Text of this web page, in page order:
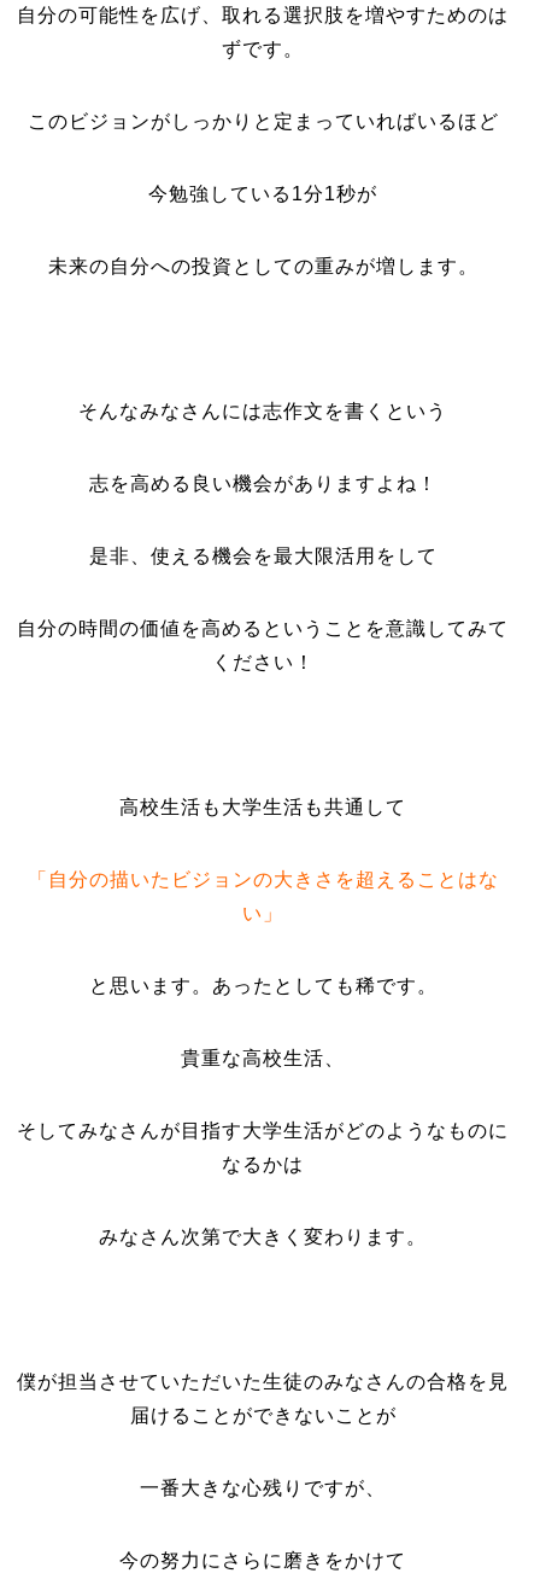
自分の可能性を広げ、取れる選択肢を増やすためのは
ずです。
このビジョンがしっかりと定まっていればいるほど
今勉強している1分1秒が
未来の自分への投資としての重みが増します。
そんなみなさんには志作文を書くという
志を高める良い機会がありますよね！
是非、使える機会を最大限活用をして
自分の時間の価値を高めるということを意識してみて
ください！
高校生活も大学生活も共通して
「自分の描いたビジョンの大きさを超えることはな
い」
と思います。あったとしても稀です。
貴重な高校生活、
そしてみなさんが目指す大学生活がどのようなものに
なるかは
みなさん次第で大きく変わります。
僕が担当させていただいた生徒のみなさんの合格を見
届けることができないことが
一番大きな心残りですが、
今の努力にさらに磨きをかけて